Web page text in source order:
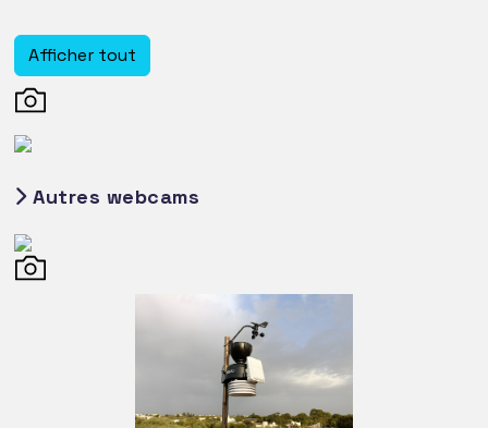
Afficher tout
Autres webcams